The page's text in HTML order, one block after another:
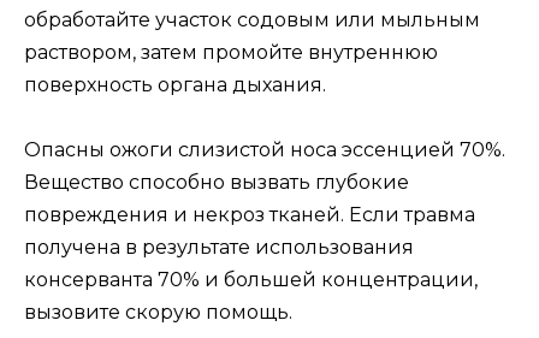
обработайте участок содовым или мыльным
раствором, затем промойте внутреннюю
поверхность органа дыхания.
Опасны ожоги слизистой носа эссенцией 70%.
Вещество способно вызвать глубокие
повреждения и некроз тканей. Если травма
получена в результате использования
консерванта 70% и большей концентрации,
вызовите скорую помощь.